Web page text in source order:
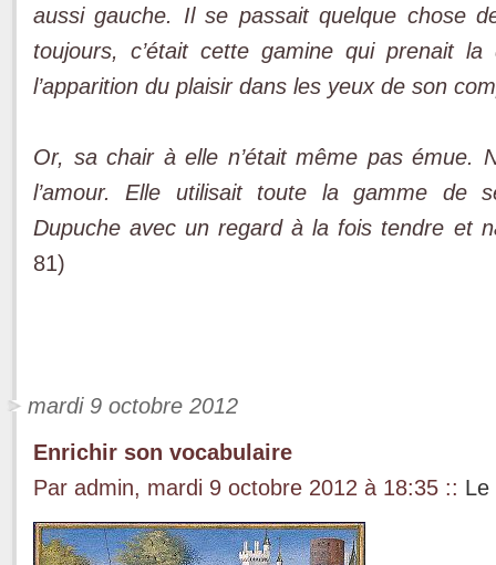
aussi gauche. Il se passait quelque chose
toujours, c’était cette gamine qui prenait
l’apparition du plaisir dans les yeux de son
Or, sa chair à elle n’était même pas émue.
l’amour. Elle utilisait toute la gamme de
Dupuche avec un regard à la fois tendre et
81)
mardi 9 octobre 2012
Enrichir son vocabulaire
Par admin, mardi 9 octobre 2012 à 18:35 :: Le